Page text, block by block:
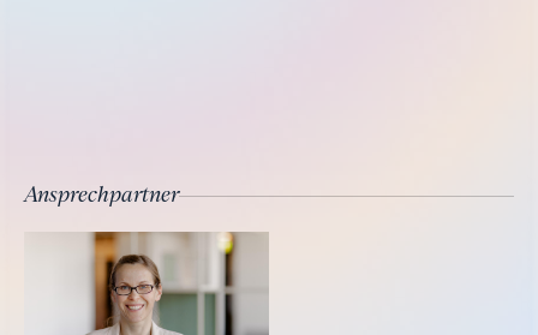
Ansprechpartner